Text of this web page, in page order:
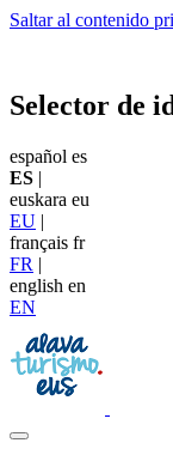
Saltar al contenido
Selector de
español es
ES |
euskara eu
EU |
français fr
FR |
english en
EN